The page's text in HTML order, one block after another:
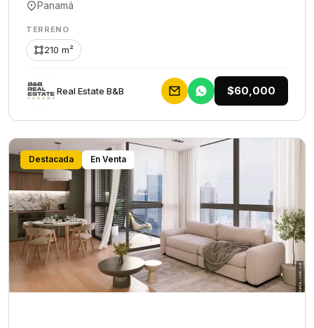
Panamá
TERRENO
210 m²
Rеаl Еstаtе В&В $60,000
Destacada En Venta